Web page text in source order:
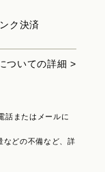
ク決済
ついての詳細 >
話またはメールに
などの不備など、詳